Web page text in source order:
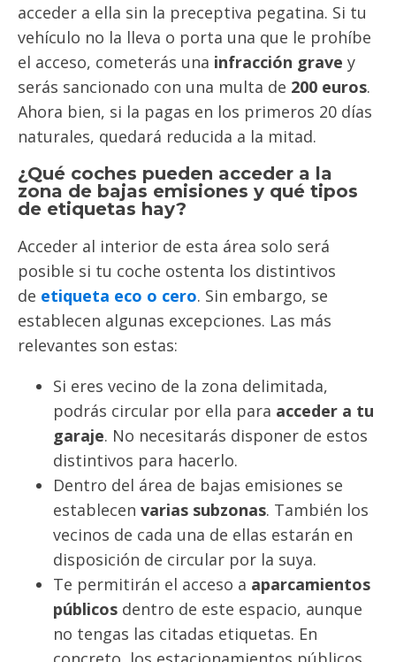
acceder a ella sin la preceptiva pegatina. Si tu
vehículo no la lleva o porta una que le prohíbe
el acceso, cometerás una infracción grave y
serás sancionado con una multa de 200 euros.
Ahora bien, si la pagas en los primeros 20 días
naturales, quedará reducida a la mitad.
¿Qué coches pueden acceder a la
zona de bajas emisiones y qué tipos
de etiquetas hay?
Acceder al interior de esta área solo será
posible si tu coche ostenta los distintivos
de etiqueta eco o cero. Sin embargo, se
establecen algunas excepciones. Las más
relevantes son estas:
Si eres vecino de la zona delimitada,
podrás circular por ella para acceder a tu
garaje. No necesitarás disponer de estos
distintivos para hacerlo.
Dentro del área de bajas emisiones se
establecen varias subzonas. También los
vecinos de cada una de ellas estarán en
disposición de circular por la suya.
Te permitirán el acceso a aparcamientos
públicos dentro de este espacio, aunque
no tengas las citadas etiquetas. En